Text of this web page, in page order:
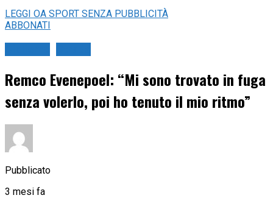
LEGGI OA SPORT SENZA PUBBLICITÀ
ABBONATI
Remco Evenepoel: “Mi sono trovato in fuga
senza volerlo, poi ho tenuto il mio ritmo”
Pubblicato
3 mesi fa